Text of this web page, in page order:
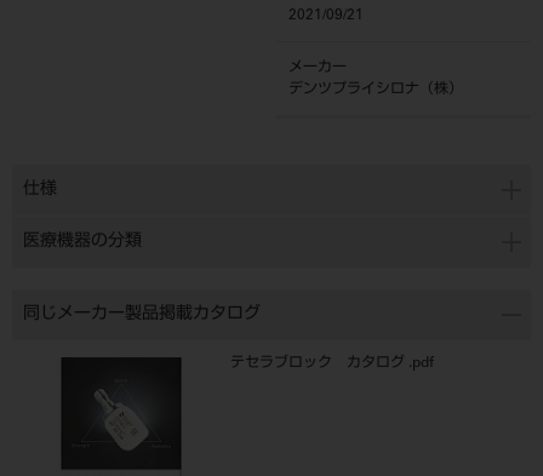
2021/09/21
メーカー
デンツプライシロナ（株）
仕様
医療機器の分類
同じメーカー製品掲載カタログ
テセラブロック カタログ .pdf